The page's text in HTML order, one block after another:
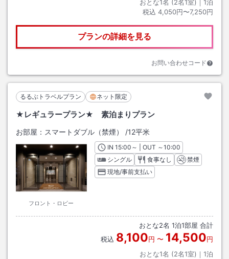
おとな1名 (2名1室)｜ 1泊
税込 4,050円〜7,250円
プランの詳細を見る
お問い合わせコード
るるぶトラベルプラン ネット限定
★レギュラープラン★ 素泊まりプラン
お部屋： スマートダブル（禁煙） /12平米
フロント・ロビー
INチェックイン
15:00 ～ | OUT チェックアウト
～10:00
シングル
食事なし
禁煙
現地/事前支払い
おとな2名 1泊1部屋 合計
税込 8,100円 〜 14,500円
おとな1名 (2名1室)｜ 1泊